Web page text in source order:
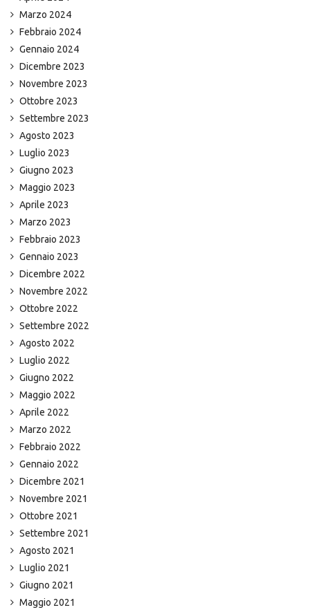
Marzo 2024
Febbraio 2024
Gennaio 2024
Dicembre 2023
Novembre 2023
Ottobre 2023
Settembre 2023
Agosto 2023
Luglio 2023
Giugno 2023
Maggio 2023
Aprile 2023
Marzo 2023
Febbraio 2023
Gennaio 2023
Dicembre 2022
Novembre 2022
Ottobre 2022
Settembre 2022
Agosto 2022
Luglio 2022
Giugno 2022
Maggio 2022
Aprile 2022
Marzo 2022
Febbraio 2022
Gennaio 2022
Dicembre 2021
Novembre 2021
Ottobre 2021
Settembre 2021
Agosto 2021
Luglio 2021
Giugno 2021
Maggio 2021